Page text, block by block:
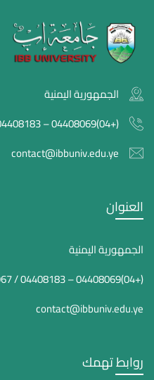
الجمهورية اليمنية
(+04)04408069 – 04408183 / 00967
contact@ibbuniv.edu.ye
العنوان
الجمهورية اليمنية
(+04)04408069 – 04408183 / 00967
contact@ibbuniv.edu.ye
روابط تهمك